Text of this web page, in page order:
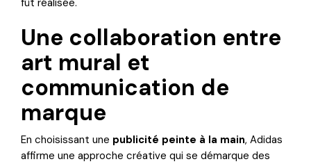
fût réalisée.
Une collaboration entre
art mural et
communication de
marque
En choisissant une publicité peinte à la main, Adidas
affirme une approche créative qui se démarque des